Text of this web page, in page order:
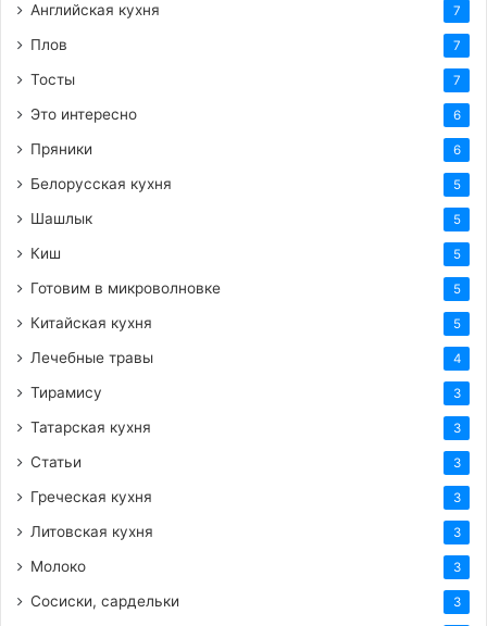
Английская кухня 7
Плов 7
Тосты 7
Это интересно 6
Пряники 6
Белорусская кухня 5
Шашлык 5
Киш 5
Готовим в микроволновке 5
Китайская кухня 5
Лечебные травы 4
Тирамису 3
Татарская кухня 3
Статьи 3
Греческая кухня 3
Литовская кухня 3
Молоко 3
Сосиски, сардельки 3